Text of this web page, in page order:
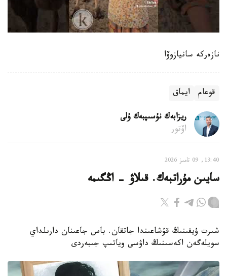
نازەركە سانيازوۆا
قوعام ايماق
ريزابەك نۇسىپبەك ۇلى
اۆتور
13:40, 09 تامىز 2026
سايىن مۇراتبەك. قىلاۋ - اڭگىمە
شىرت ۇيقىنىڭ قۇشاعىندا جاتقان. باس جاعىنان دارىلداي
سويلەگەن اكەسىنىڭ داۋسى وياتىپ جىبەردى